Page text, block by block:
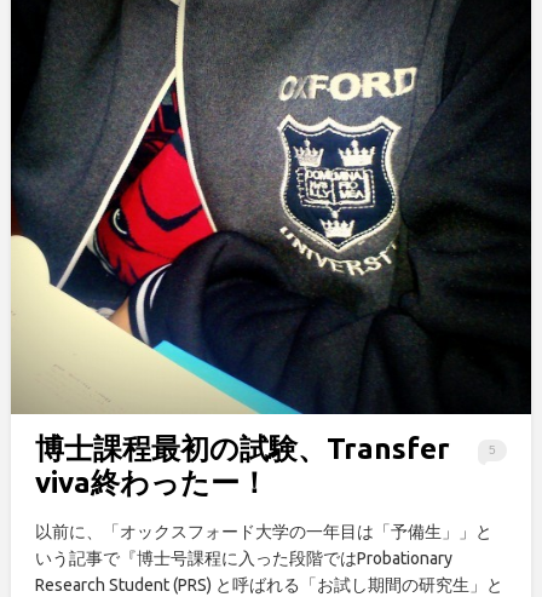
5
博士課程最初の試験、Transfer
viva終わったー！
以前に、「オックスフォード大学の一年目は「予備生」」と
いう記事で『博士号課程に入った段階ではProbationary
Research Student (PRS) と呼ばれる「お試し期間の研究生」と